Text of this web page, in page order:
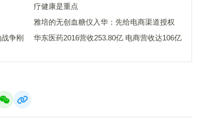
疗健康是重点
雅培的无创血糖仪入华：先给电商渠道授权
争刚
华东医药2016营收253.80亿 电商营收达106亿